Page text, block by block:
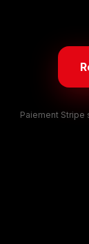
Paiement Stripe